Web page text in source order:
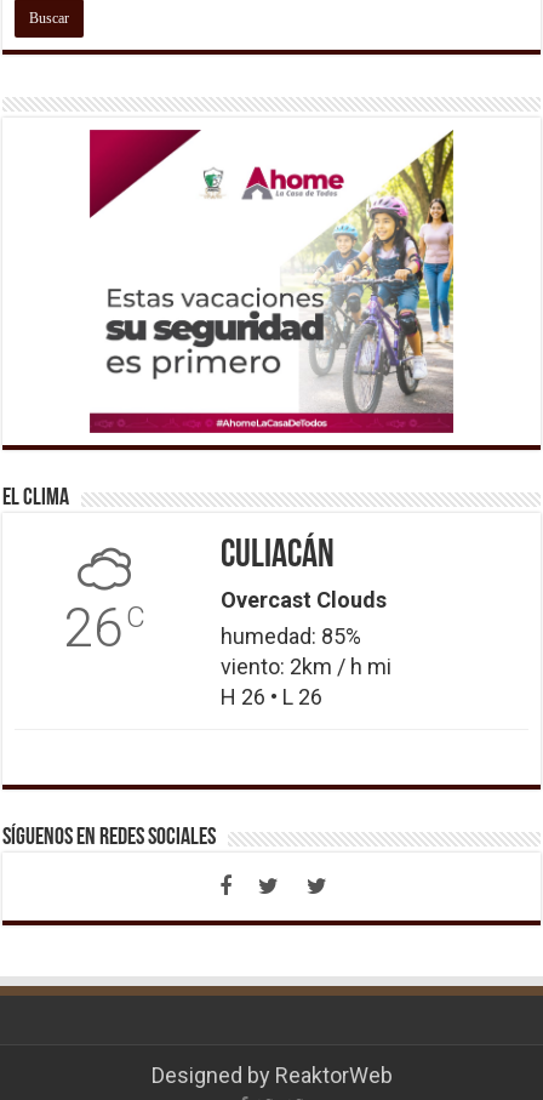
El Clima
26C
Culiacán
Overcast Clouds
humedad: 85%
viento: 2km / h mi
H 26 • L 26
Síguenos en Redes Sociales
Designed by ReaktorWeb